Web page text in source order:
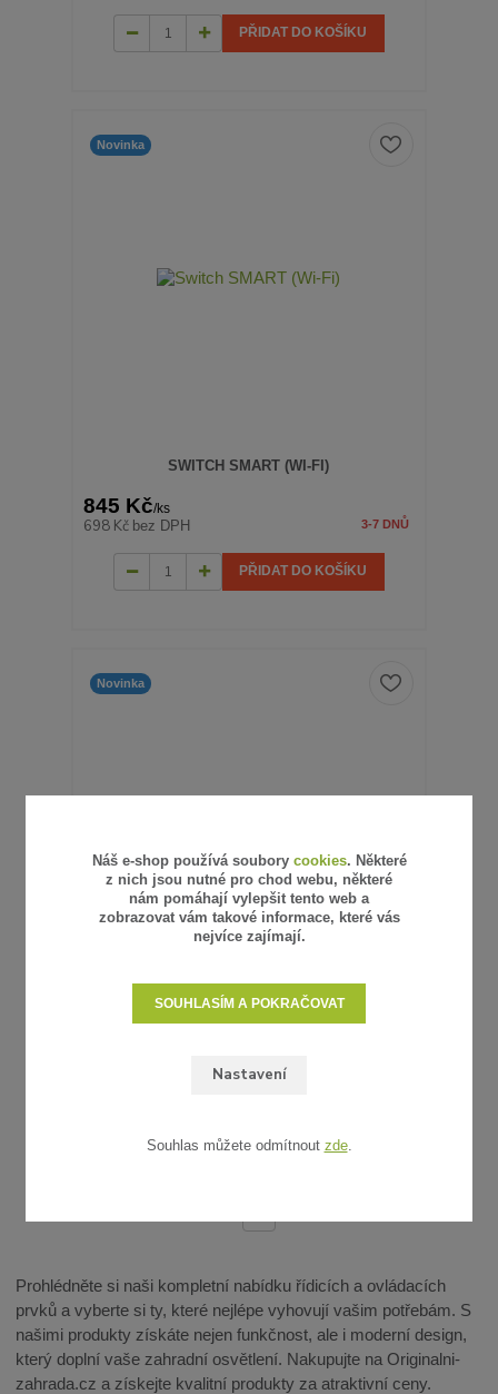
PŘIDAT DO KOŠÍKU
Novinka
SWITCH SMART (WI-FI)
845 Kč/ks
698 Kč bez DPH 3-7 DNŮ
PŘIDAT DO KOŠÍKU
Novinka
WI-FI JEDNOTKA SMART
Prohlédněte si naši kompletní nabídku řídicích a ovládacích
prvků a vyberte si ty, které nejlépe vyhovují vašim potřebám. S
našimi produkty získáte nejen funkčnost, ale i moderní design,
který doplní vaše zahradní osvětlení. Nakupujte na Originalni-
zahrada.cz a získejte kvalitní produkty za atraktivní ceny.
Náš e-shop používá soubory cookies. Některé
z nich jsou nutné pro chod webu, některé
nám pomáhají vylepšit tento web a
zobrazovat vám takové informace, které vás
nejvíce zajímají.
Nastavení
SOUHLASÍM A POKRAČOVAT
Souhlas můžete odmítnout zde.